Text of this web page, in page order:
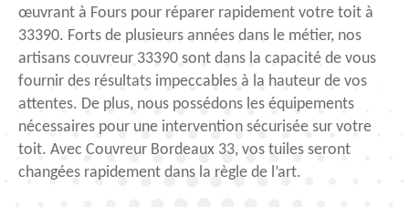
œuvrant à Fours pour réparer rapidement votre toit à
33390. Forts de plusieurs années dans le métier, nos
artisans couvreur 33390 sont dans la capacité de vous
fournir des résultats impeccables à la hauteur de vos
attentes. De plus, nous possédons les équipements
nécessaires pour une intervention sécurisée sur votre
toit. Avec Couvreur Bordeaux 33, vos tuiles seront
changées rapidement dans la règle de l’art.